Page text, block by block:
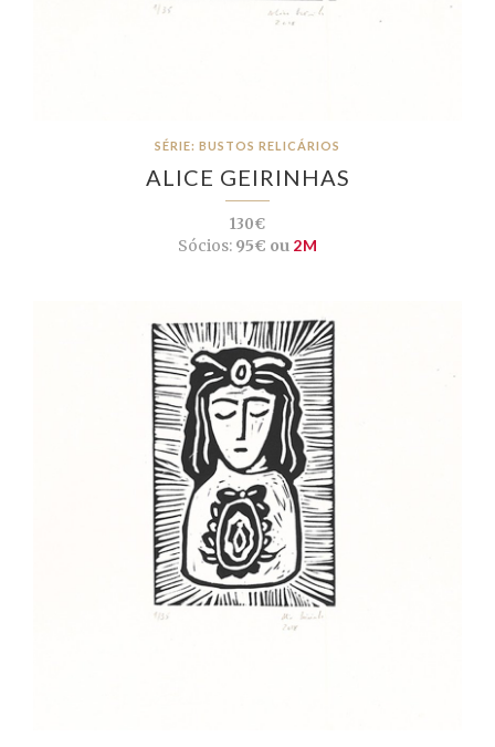
SÉRIE: BUSTOS RELICÁRIOS
ALICE GEIRINHAS
130€
Sócios:95€ ou 2M